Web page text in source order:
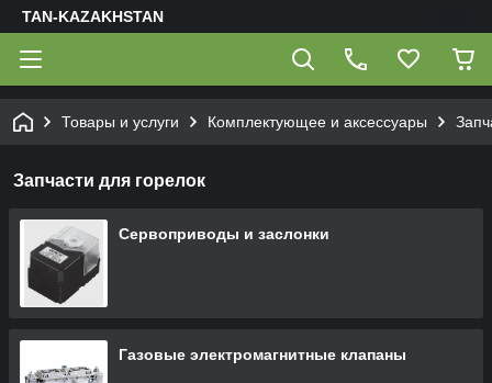
TAN-KAZAKHSTAN
Товары и услуги Комплектующее и аксессуары
Запчасти для горелок
Сервоприводы и заслонки
Газовые электромагнитные клапаны